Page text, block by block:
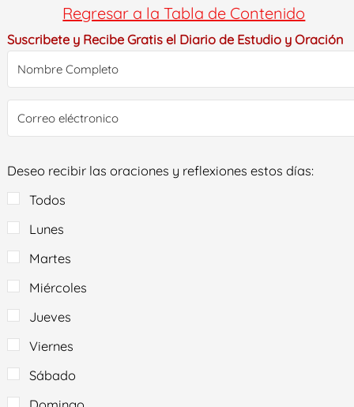
Regresar a la Tabla de Contenido
Suscribete y Recibe Gratis el Diario de Estudio y Oración
Deseo recibir las oraciones y reflexiones estos días:
Todos
Lunes
Martes
Miércoles
Jueves
Viernes
Sábado